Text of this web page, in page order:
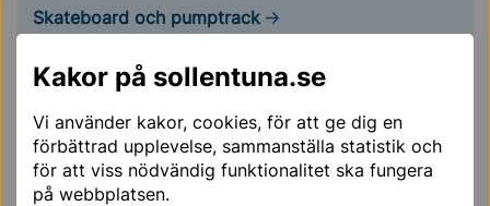
Kakor på sollentuna.se
Vi använder kakor, cookies, för att ge dig en
förbättrad upplevelse, sammanställa statistik och
för att viss nödvändig funktionalitet ska fungera
på webbplatsen.
Skateboard och pumptrack
Vintersporter
När vintern kommer finns många möjligheter till
aktivitet utomhus. På sjön Norrviken plogas en 14
kilometer lång isbana när vädret tillåter.